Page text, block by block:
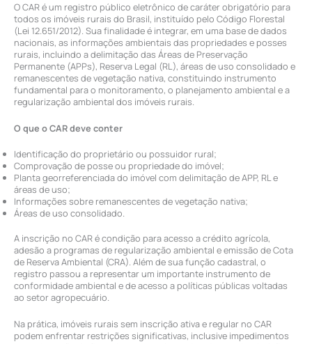
O CAR é um registro público eletrônico de caráter obrigatório para
todos os imóveis rurais do Brasil, instituído pelo Código Florestal
(Lei 12.651/2012). Sua finalidade é integrar, em uma base de dados
nacionais, as informações ambientais das propriedades e posses
rurais, incluindo a delimitação das Áreas de Preservação
Permanente (APPs), Reserva Legal (RL), áreas de uso consolidado e
remanescentes de vegetação nativa, constituindo instrumento
fundamental para o monitoramento, o planejamento ambiental e a
regularização ambiental dos imóveis rurais.
O que o CAR deve conter
Identificação do proprietário ou possuidor rural;
Comprovação de posse ou propriedade do imóvel;
Planta georreferenciada do imóvel com delimitação de APP, RL e
áreas de uso;
Informações sobre remanescentes de vegetação nativa;
Áreas de uso consolidado.
A inscrição no CAR é condição para acesso a crédito agrícola,
adesão a programas de regularização ambiental e emissão de Cota
de Reserva Ambiental (CRA). Além de sua função cadastral, o
registro passou a representar um importante instrumento de
conformidade ambiental e de acesso a políticas públicas voltadas
ao setor agropecuário.
Na prática, imóveis rurais sem inscrição ativa e regular no CAR
podem enfrentar restrições significativas, inclusive impedimentos